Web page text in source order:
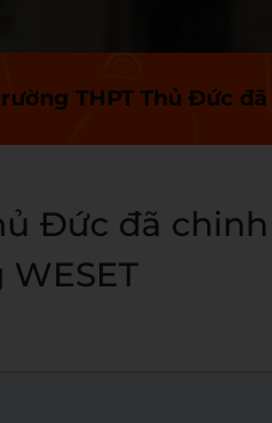
THPT Thủ Đức
Đức đã
WESET